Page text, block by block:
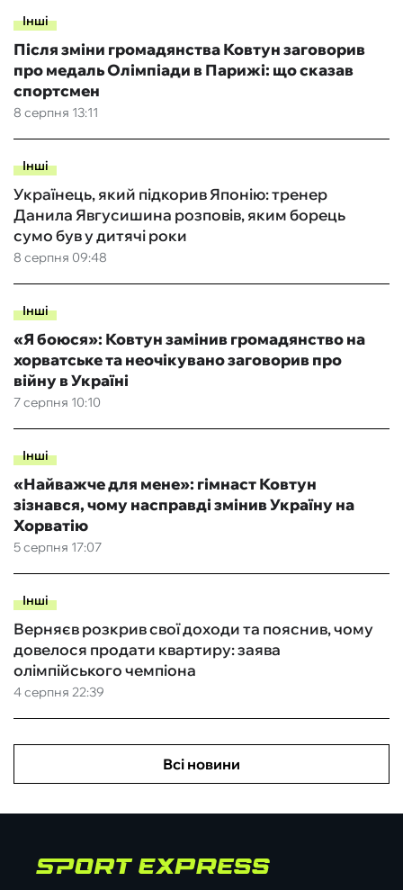
Інші
8 серпня 13:11
Після зміни громадянства Ковтун заговорив
про медаль Олімпіади в Парижі: що сказав
спортсмен
Інші
8 серпня 09:48
Українець, який підкорив Японію: тренер
Данила Явгусишина розповів, яким борець
сумо був у дитячі роки
Інші
7 серпня 10:10
«Я боюся»: Ковтун замінив громадянство на
хорватське та неочікувано заговорив про
війну в Україні
Інші
5 серпня 17:07
«Найважче для мене»: гімнаст Ковтун
зізнався, чому насправді змінив Україну на
Хорватію
Інші
4 серпня 22:39
Верняєв розкрив свої доходи та пояснив, чому
довелося продати квартиру: заява
олімпійського чемпіона
Всі новини